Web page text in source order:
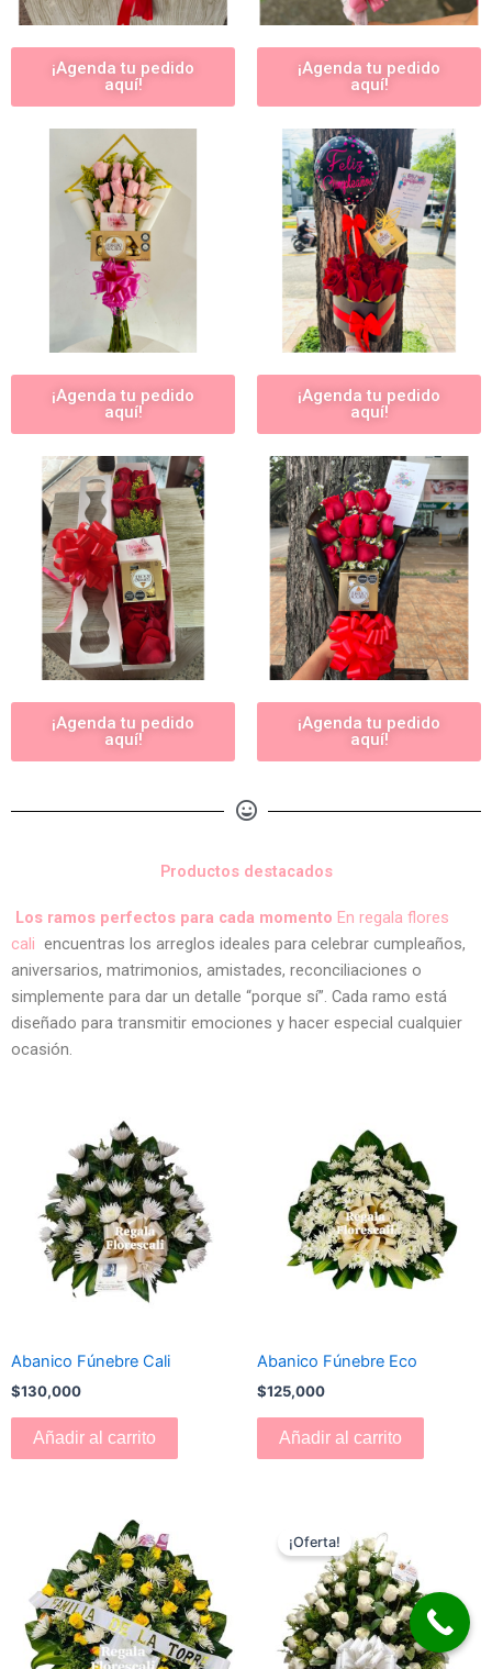
¡Agenda tu pedido
aquí!
¡Agenda tu pedido
aquí!
¡Agenda tu pedido
aquí!
¡Agenda tu pedido
aquí!
¡Agenda tu pedido
aquí!
¡Agenda tu pedido
aquí!
Productos destacados
Los ramos perfectos para cada momento En regala flores
cali encuentras los arreglos ideales para celebrar cumpleaños,
aniversarios, matrimonios, amistades, reconciliaciones o
simplemente para dar un detalle “porque sí”. Cada ramo está
diseñado para transmitir emociones y hacer especial cualquier
ocasión.
Abanico Fúnebre Cali
$130,000
Añadir al carrito
Abanico Fúnebre Eco
$125,000
Añadir al carrito
¡Oferta!precio
original
era:
$180,000.
es:
$170,000.